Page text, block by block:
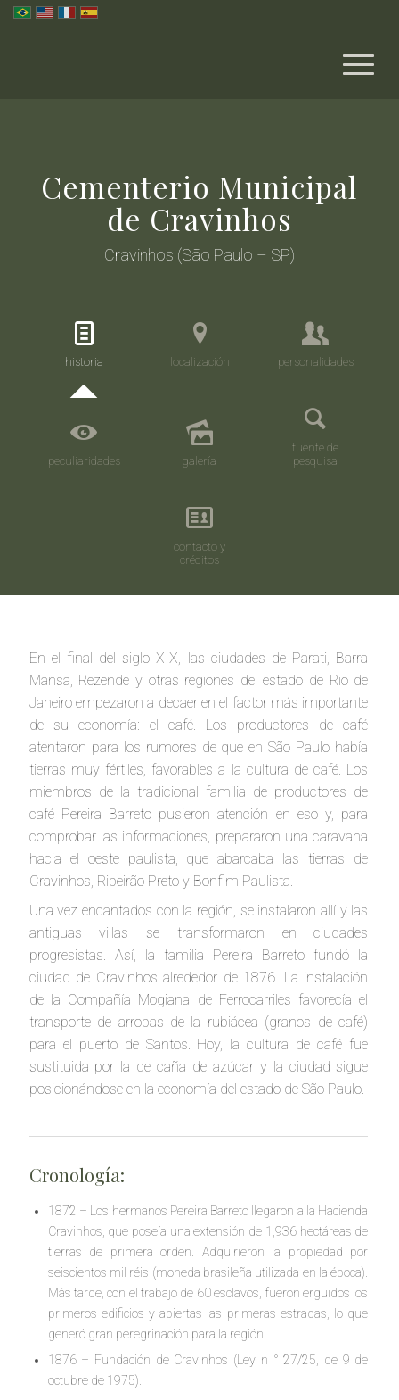
Cementerio Municipal
de Cravinhos
Cravinhos (São Paulo – SP)
historia localización personalidades
peculiaridades galería
fuente de
pesquisa
contacto y
créditos
En el final del siglo XIX, las ciudades de Parati, Barra
Mansa, Rezende y otras regiones del estado de Rio de
Janeiro empezaron a decaer en el factor más importante
de su economía: el café. Los productores de café
atentaron para los rumores de que en São Paulo había
tierras muy fértiles, favorables a la cultura de café. Los
miembros de la tradicional familia de productores de
café Pereira Barreto pusieron atención en eso y, para
comprobar las informaciones, prepararon una caravana
hacia el oeste paulista, que abarcaba las tierras de
Cravinhos, Ribeirão Preto y Bonfim Paulista.
Una vez encantados con la región, se instalaron allí y las
antiguas villas se transformaron en ciudades
progresistas. Así, la familia Pereira Barreto fundó la
ciudad de Cravinhos alrededor de 1876. La instalación
de la Compañía Mogiana de Ferrocarriles favorecía el
transporte de arrobas de la rubiácea (granos de café)
para el puerto de Santos. Hoy, la cultura de café fue
sustituida por la de caña de azúcar y la ciudad sigue
posicionándose en la economía del estado de São Paulo.
Cronología:
1872 – Los hermanos Pereira Barreto llegaron a la Hacienda
Cravinhos, que poseía una extensión de 1,936 hectáreas de
tierras de primera orden. Adquirieron la propiedad por
seiscientos mil réis (moneda brasileña utilizada en la época).
Más tarde, con el trabajo de 60 esclavos, fueron erguidos los
primeros edificios y abiertas las primeras estradas, lo que
generó gran peregrinación para la región.
1876 – Fundación de Cravinhos (Ley n ° 27/25, de 9 de
octubre de 1975).